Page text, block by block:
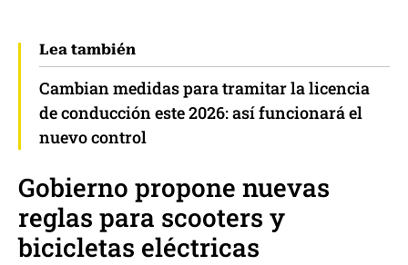
Lea también
Cambian medidas para tramitar la licencia
de conducción este 2026: así funcionará el
nuevo control
Gobierno propone nuevas
reglas para scooters y
bicicletas eléctricas